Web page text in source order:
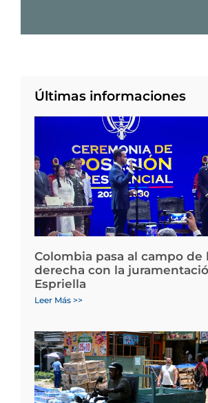
Últimas informaciones
Colombia pasa al campo de
derecha con la
Espriella
Leer Más >>